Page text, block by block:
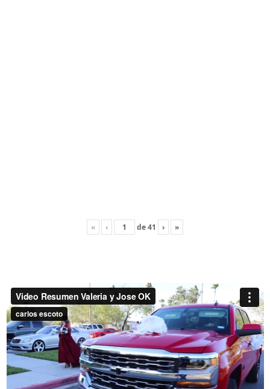
« ‹ de41 › »